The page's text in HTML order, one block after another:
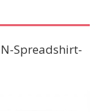
Spreadshirt-